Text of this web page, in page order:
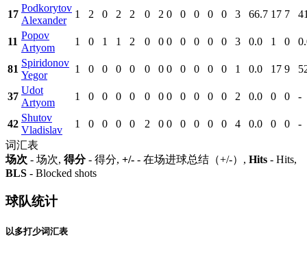
17
Podkorytov
Alexander
1 2 0 2 2 0 2 0 0 0 0 0 3 66.7 17 7
11
Popov
Artyom
1 0 1 1 2 0 0 0 0 0 0 0 3 0.0 1 0
81
Spiridonov
Yegor
1 0 0 0 0 0 0 0 0 0 0 0 1 0.0 17 9
37
Udot
Artyom
1 0 0 0 0 0 0 0 0 0 0 0 2 0.0 0 0 -
42
Shutov
Vladislav
1 0 0 0 0 2 0 0 0 0 0 0 4 0.0 0 0
-
词汇表
场次 - 场次, 得分- 得分, +/- - 在场进球总结（+/-）, Hits - Hits,
BLS - Blocked shots
球队统计
以多打少词汇表